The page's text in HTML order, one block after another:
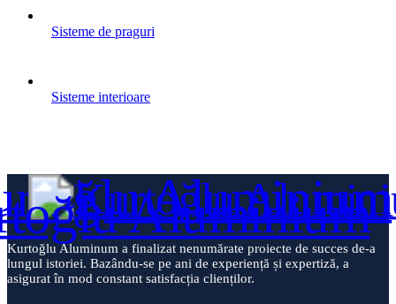
Sisteme de praguri
Sisteme interioare
Kurtoğlu Aluminum a finalizat nenumărate proiecte de succes de-a
lungul istoriei. Bazându-se pe ani de experiență și expertiză, a
asigurat în mod constant satisfacția clienților.